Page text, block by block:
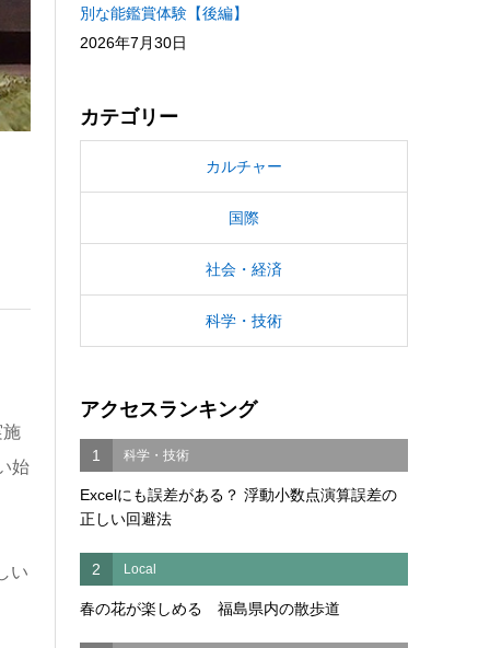
始
い
別な能鑑賞体験【後編】
2026年7月30日
カテゴリー
カルチャー
国際
社会・経済
科学・技術
アクセスランキング
1 科学・技術
Excelにも誤差がある？ 浮動小数点演算誤差の
正しい回避法
2 Local
春の花が楽しめる 福島県内の散歩道